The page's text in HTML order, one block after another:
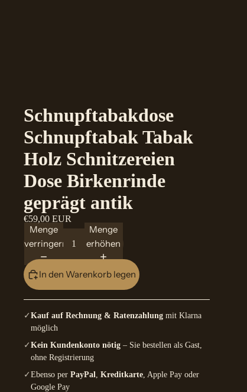
Schnupftabakdose
Schnupftabak Tabak
Holz Schnitzereien
Dose Birkenrinde
geprägt antik
€59,00 EUR
Menge
verringern
Menge
erhöhen
In den Warenkorb legen
✓ Kauf auf Rechnung & Ratenzahlung mit Klarna
möglich
✓ Kein Kundenkonto nötig – Sie bestellen als Gast,
ohne Registrierung
✓ Ebenso per PayPal Kreditkarte , Apple Pay oder
Google Pay